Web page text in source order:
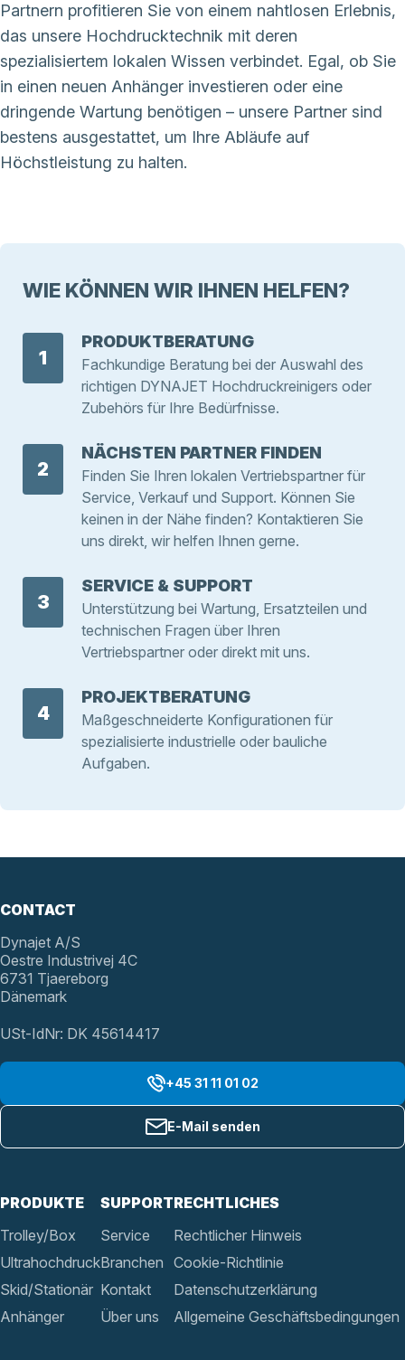
Partnern profitieren Sie von einem nahtlosen Erlebnis,
das unsere Hochdrucktechnik mit deren
spezialisiertem lokalen Wissen verbindet. Egal, ob Sie
in einen neuen Anhänger investieren oder eine
dringende Wartung benötigen – unsere Partner sind
bestens ausgestattet, um Ihre Abläufe auf
Höchstleistung zu halten.
WIE KÖNNEN WIR IHNEN HELFEN?
1
PRODUKTBERATUNG
Fachkundige Beratung bei der Auswahl des
richtigen DYNAJET Hochdruckreinigers oder
Zubehörs für Ihre Bedürfnisse.
2
NÄCHSTEN PARTNER FINDEN
Finden Sie Ihren lokalen Vertriebspartner für
Service, Verkauf und Support. Können Sie
keinen in der Nähe finden? Kontaktieren Sie
uns direkt, wir helfen Ihnen gerne.
3
SERVICE & SUPPORT
Unterstützung bei Wartung, Ersatzteilen und
technischen Fragen über Ihren
Vertriebspartner oder direkt mit uns.
4
PROJEKTBERATUNG
Maßgeschneiderte Konfigurationen für
spezialisierte industrielle oder bauliche
Aufgaben.
PRODUKTE
Trolley/Box
Ultrahochdruck
Skid/Stationär
Anhänger
SUPPORT
Service
Branchen
Kontakt
Über uns
RECHTLICHES
Rechtlicher Hinweis
Cookie-Richtlinie
Datenschutzerklärung
Allgemeine Geschäftsbedingungen
CONTACT
Dynajet A/S
Oestre Industrivej 4C
6731 Tjaereborg
Dänemark
USt-IdNr: DK 45614417
+45 31 11 01 02
E-Mail senden